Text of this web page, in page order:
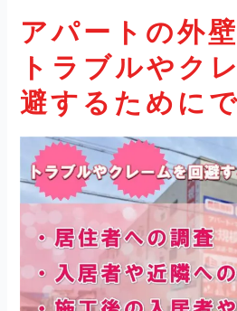
アパートの外
トラブルやク
避するために